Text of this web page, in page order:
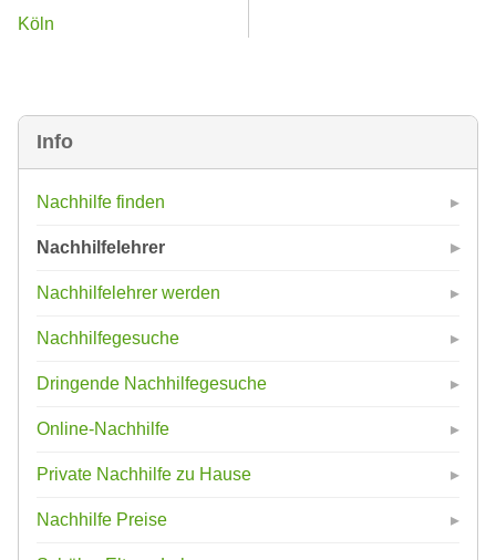
Info
Nachhilfe finden
Nachhilfelehrer
Nachhilfelehrer werden
Nachhilfegesuche
Dringende Nachhilfegesuche
Online-Nachhilfe
Private Nachhilfe zu Hause
Nachhilfe Preise
Köln